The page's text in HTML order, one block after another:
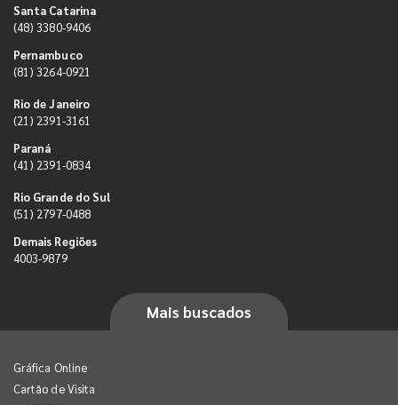
Santa Catarina
(48) 3380-9406
Pernambuco
(81) 3264-0921
Rio de Janeiro
(21) 2391-3161
Paraná
(41) 2391-0834
Rio Grande do Sul
(51) 2797-0488
Demais Regiões
4003-9879
Mais buscados
Gráfica Online
Cartão de Visita